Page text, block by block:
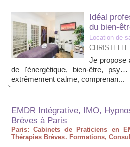
Idéal
du bien-
Location de
Je propose
de l'énergétique, bien-être,
extrêmement calme, comprenan...
EMDR Intégrative, IMO,
Brèves à Paris
Paris: Cabinets de Praticiens en
Thérapies Brèves. Formations,